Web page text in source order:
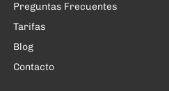
Preguntas Frecuentes
Tarifas
Blog
Contacto